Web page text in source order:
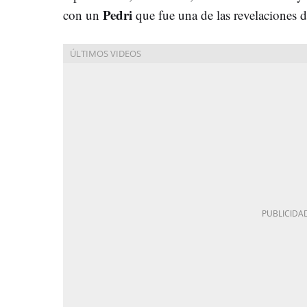
con un Pedri que fue una de las revelaciones